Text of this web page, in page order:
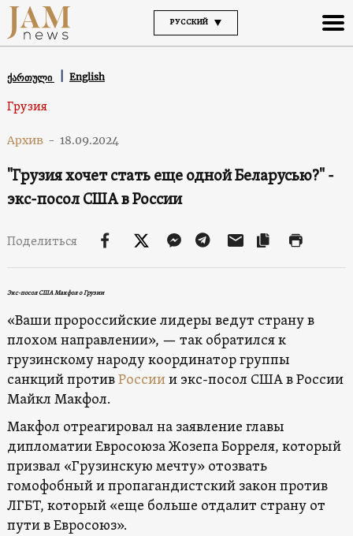
РУССКИЙ
ქართული English
Грузия
Архив - 18.09.2024
"Грузия хочет стать еще одной Беларусью?" -
экс-посол США в России
Поделиться
Экс-посол США Макфол о Грузии
«Ваши пророссийские лидеры ведут страну в
плохом направлении», — так обратился к
грузинскому народу координатор группы
санкций противРоссиии экс-посол США в России
Майкл Макфол.
Макфол отреагировал на заявление главы
дипломатии Евросоюза Жозепа Борреля, который
призвал «Грузинскую мечту» отозвать
гомофобный и пропагандистский закон против
ЛГБТ, который «еще больше отдалит страну от
пути в Евросоюз».